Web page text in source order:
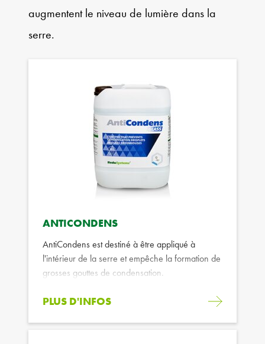
augmentent le niveau de lumière dans la
serre.
ANTICONDENS
AntiCondens est destiné à être appliqué à
l'intérieur de la serre et empêche la formation de
grosses gouttes de condensation.
PLUS D'INFOS